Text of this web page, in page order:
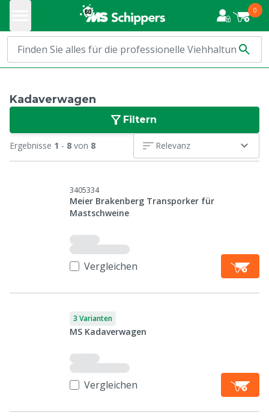
0
Kadaverwagen
Filtern
Ergebnisse 1 - 8 von 8 Relevanz
3405334
Meier Brakenberg Transporker für
Mastschweine
Vergleichen
3 Varianten
MS Kadaverwagen
Vergleichen